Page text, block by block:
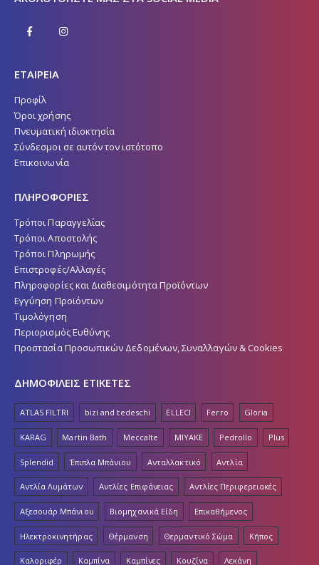
ΕΤΑΙΡΕΙΑ
Προφίλ
Όροι χρήσης
Πνευματική ιδιοκτησία
Σύνδεσμοι σε αυτόν τον ιστότοπο
Επικοινωνία
ΠΛΗΡΟΦΟΡΙΕΣ
Τρόποι Παραγγελίας
Τρόποι Αποστολής
Τρόποι Πληρωμής
Επιστροφές/Αλλαγές
Πληροφορίες και Διαθεσιμότητα Προϊόντων
Εγγύηση Προϊόντων
Τιμολόγηση
Περιορισμός Ευθύνης
Προστασία Προσωπικών Δεδομένων, Συναλλαγών & Cookies
ΔΗΜΟΦΙΛΕΙΣ ΕΤΙΚΕΤΕΣ
ATLAS FILTRI bizi and tedeschi ELLECI Ferro Gloria
KARAG Martin Bath Meccalte MIYAKE Pedrollo Plus
Splendid Έπιπλα Μπάνιου Ανταλλακτικό Αντλία
Αντλία Λυμάτων Αντλίες Επιφάνειας Αντλίες Περιφερειακές
Αξεσουάρ Μπάνιου Βιομηχανικά Είδη Επικαθήμενος
Ηλεκτροκινητήρας Θέρμανση Θερμαντικό Σώμα Κήπος
Καλοριφέρ Καμπίνα Καμπίνες Κουζίνα Λεκάνη